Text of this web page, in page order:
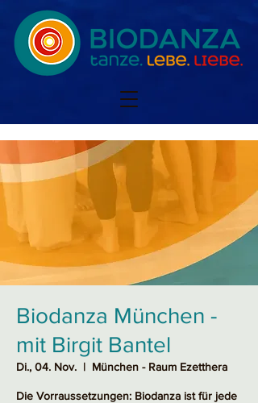
Biodanza München -
mit Birgit Bantel
Di., 04. Nov.
  |
München - Raum Ezetthera
Die Vorraussetzungen: Biodanza ist für jede